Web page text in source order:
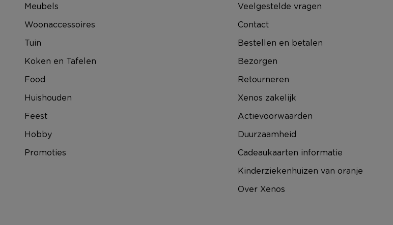
Meubels
Woonaccessoires
Tuin
Koken en Tafelen
Food
Huishouden
Feest
Hobby
Promoties
Veelgestelde vragen
Contact
Bestellen en betalen
Bezorgen
Retourneren
Xenos zakelijk
Actievoorwaarden
Duurzaamheid
Cadeaukaarten informatie
Kinderziekenhuizen van oranje
Over Xenos